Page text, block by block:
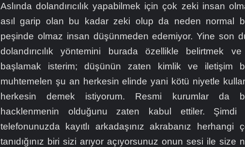
Aslında dolandırıcılık yapabilmek için çok zeki insan
asıl garip olan bu kadar zeki olup da neden normal
peşinde olmaz insan düşünmeden edemiyor. Yine son
dolandırıcılık yöntemini burada özellikle belirtmek
başlamak isterim; düşünün zaten kimlik ve iletişim
muhtemelen şu an herkesin elinde yani kötü niyetle
herkesin demek istiyorum. Resmi kurumlar da
hacklenmenin olduğunu zaten kabul ettiler. Şimdi
telefonunuzda kayıtlı arkadaşınız akrabanız herhangi
tanıdığınız biri sizi arıyor açıyorsunuz onun sesi ile size